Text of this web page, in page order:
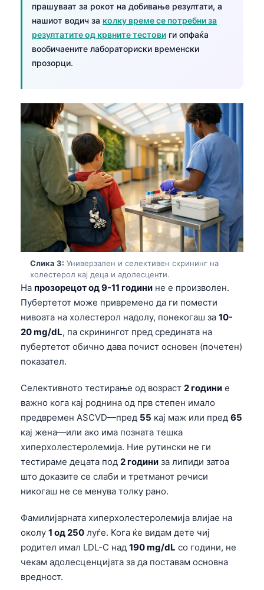
прашуваат за рокот на добивање резултати, а
нашиот водич за колку време се потребни за
резултатите од крвните тестови ги опфаќа
вообичаените лабораториски временски
прозорци.
Слика 3: Универзален и селективен скрининг на
холестерол кај деца и адолесценти.
На прозорецот од 9-11 години не е произволен.
Пубертетот може привремено да ги помести
нивоата на холестерол надолу, понекогаш за 10-
20 mg/dL, па скринингот пред средината на
пубертетот обично дава почист основен (почетен)
показател.
Селективното тестирање од возраст 2 години е
важно кога кај роднина од прв степен имало
предвремен ASCVD—пред 55 кај маж или пред 65
кај жена—или ако има позната тешка
хиперхолестеролемија. Ние рутински не ги
тестираме децата под 2 години за липиди затоа
што доказите се слаби и третманот речиси
никогаш не се менува толку рано.
Фамилијарната хиперхолестеролемија влијае на
околу 1 од 250 луѓе. Кога ќе видам дете чиј
родител имал LDL-C над 190 mg/dL со години, не
чекам адолесценцијата за да поставам основна
вредност.